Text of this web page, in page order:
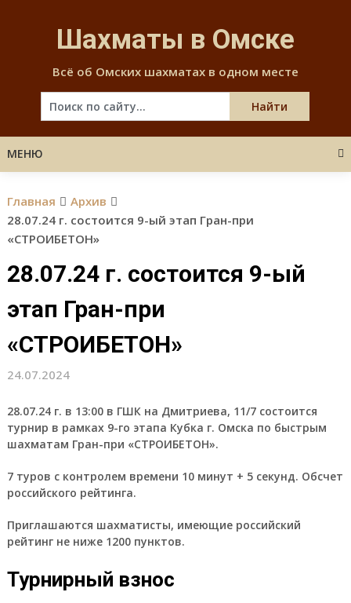
content
Шахматы в Омске
Всё об Омских шахматах в одном месте
МЕНЮ
Главная
Архив
28.07.24 г. состоится 9-ый этап Гран-при
«СТРОИБЕТОН»
28.07.24 г. состоится 9-ый
этап Гран-при
«СТРОИБЕТОН»
24.07.2024
28.07.24 г. в 13:00 в ГШК на Дмитриева, 11/7 состоится
турнир в рамках 9-го этапа Кубка г. Омска по быстрым
шахматам Гран-при «СТРОИБЕТОН».
7 туров с контролем времени 10 минут + 5 секунд. Обсчет
российского рейтинга.
Приглашаются шахматисты, имеющие российский
рейтинг не ниже 1200 пунктов.
Турнирный взнос